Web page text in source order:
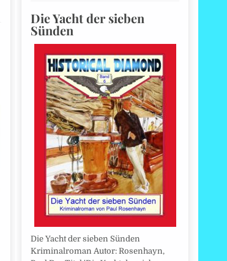
Die Yacht der sieben
Sünden
Die Yacht der sieben Sünden
Kriminalroman Autor: Rosenhayn,